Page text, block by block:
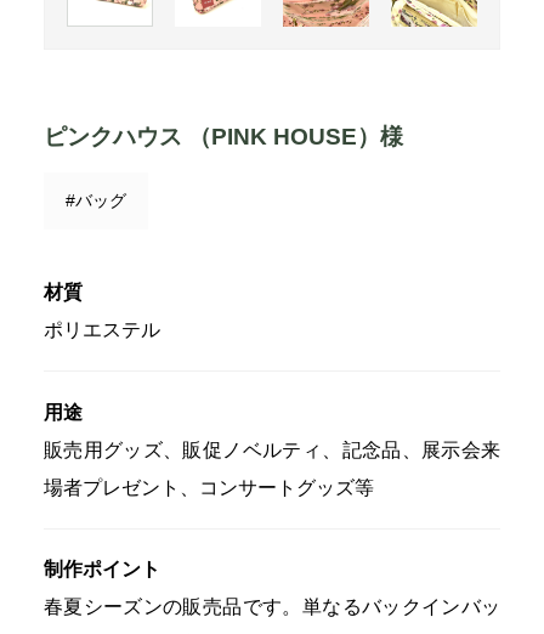
ピンクハウス （PINK HOUSE）様
#バッグ
材質
ポリエステル
用途
販売用グッズ、販促ノベルティ、記念品、展示会来
場者プレゼント、コンサートグッズ等
制作ポイント
春夏シーズンの販売品です。単なるバックインバッ